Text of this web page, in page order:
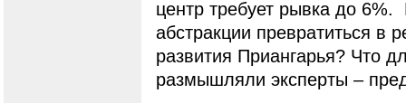
центр требует рывка до 6%.
абстракции превратиться в
развития Приангарья? Что
размышляли эксперты –